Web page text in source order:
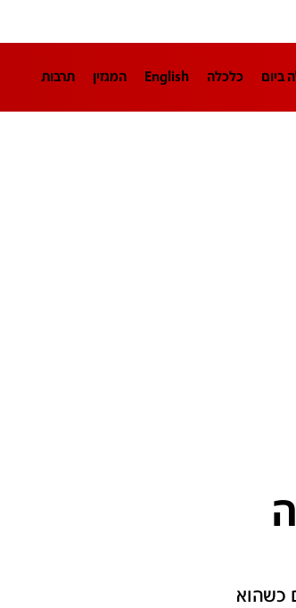
ביום כלכלה English המגזין תרבות
כשהוא